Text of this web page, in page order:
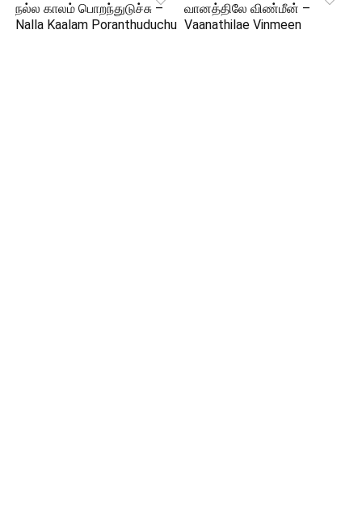
நல்ல காலம் பொறந்துடுச்சு –
Nalla Kaalam Poranthuduchu
வானத்திலே விண்மீன் –
Vaanathilae Vinmeen